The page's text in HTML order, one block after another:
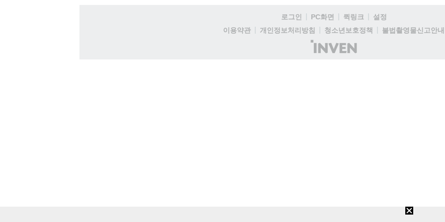
로그인 PC화면 퀵링크
설정
이용약관
개인정보처리방침 청소년보호정책
불법촬영물신고안내
(주)
인